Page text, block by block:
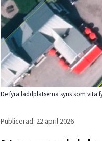
De fyra laddplatserna syns som vita
Publicerad: 22 april 2026